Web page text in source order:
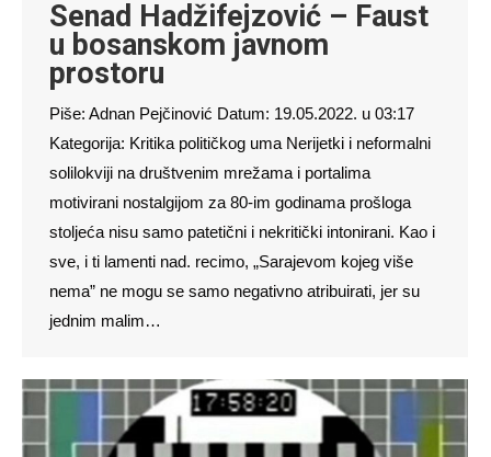
Senad Hadžifejzović – Faust
u bosanskom javnom
prostoru
Piše: Adnan Pejčinović Datum: 19.05.2022. u 03:17
Kategorija: Kritika političkog uma Nerijetki i neformalni
solilokviji na društvenim mrežama i portalima
motivirani nostalgijom za 80-im godinama prošloga
stoljeća nisu samo patetični i nekritički intonirani. Kao i
sve, i ti lamenti nad. recimo, „Sarajevom kojeg više
nema” ne mogu se samo negativno atribuirati, jer su
jednim malim…